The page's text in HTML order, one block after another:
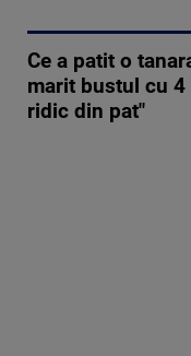
Ce a patit o
marit bustul cu 4
ridic din pat"